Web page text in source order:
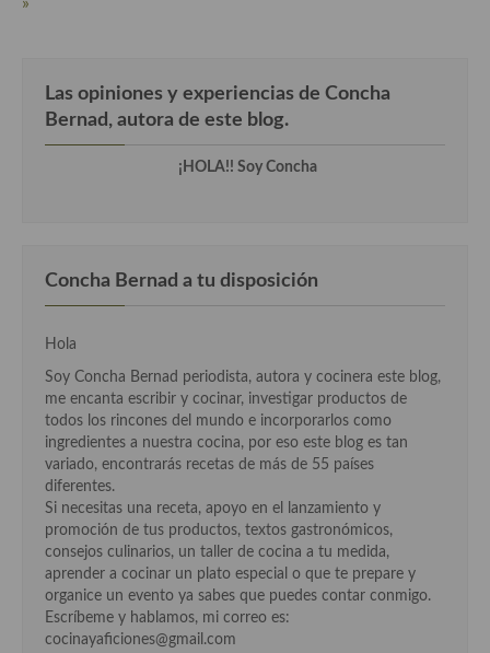
Las opiniones y experiencias de Concha
Bernad, autora de este blog.
¡HOLA!! Soy Concha
Concha Bernad a tu disposición
Hola
Soy Concha Bernad periodista, autora y cocinera este blog,
me encanta escribir y cocinar, investigar productos de
todos los rincones del mundo e incorporarlos como
ingredientes a nuestra cocina, por eso este blog es tan
variado, encontrarás recetas de más de 55 países
diferentes.
Si necesitas una receta, apoyo en el lanzamiento y
promoción de tus productos, textos gastronómicos,
consejos culinarios, un taller de cocina a tu medida,
aprender a cocinar un plato especial o que te prepare y
organice un evento ya sabes que puedes contar conmigo.
Escríbeme y hablamos, mi correo es:
cocinayaficiones@gmail.com